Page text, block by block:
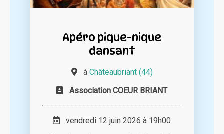
Apéro pique-nique
dansant
à Châteaubriant (44)
Association COEUR BRIANT
vendredi 12 juin 2026 à 19h00